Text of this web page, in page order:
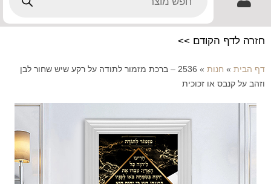
חזרה לדף הקודם >>
דף הבית » חנות »
2536 – ברכת מזמור לתודה על רקע שיש שחור לבן
וזהב על קנבס או זכוכית